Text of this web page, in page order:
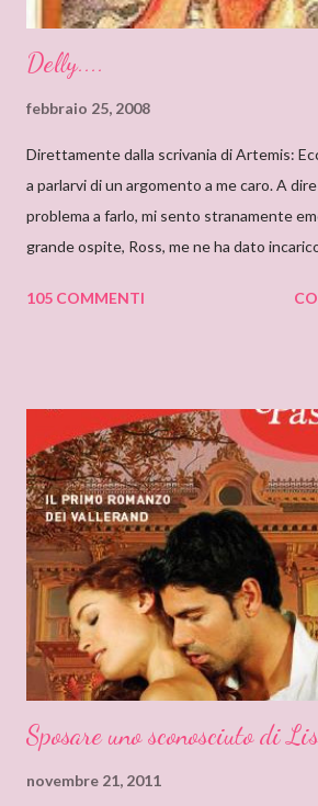
Delly....
febbraio 25, 2008
Direttamente dalla scrivania di Artemis:
a parlarvi di un argomento a me caro. A
problema a farlo, mi sento stranamente
grande ospite, Ross, me ne ha dato
sensazione non saprei individuarlo, è una
non erano solo favole per bambini.
zia mi soffermavo davanti ad una libreria
soggiorno e lì leggevo i titoli dei libri
l’ispirazione. Fu così che un giorno sfiorai
un Delly. Lo presi in prestito e iniziò così la
so quanto ci misi a leggerlo e non so
piacque. So però che quando leggo il
105 COMMENTI
Sposare uno sconosciuto di
novembre 21, 2011